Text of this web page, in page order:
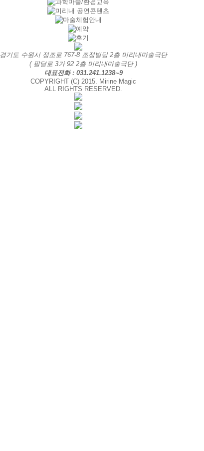
경기도 수원시 정조로 767-8 조정빌딩 2층 미리내마술극단
( 팔달로 3가 92 2층 미리내마술극단 )
대표전화 : 031.241.1238~9
COPYRIGHT (C) 2015. Mirine Magic
ALL RIGHTS RESERVED.